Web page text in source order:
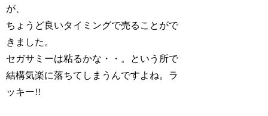
が、
ちょうど良いタイミングで売ることがで
きました。
セガサミーは粘るかな・・。という所で
結構気楽に落ちてしまうんですよね。ラ
ッキー!!